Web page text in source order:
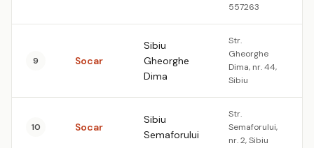
557263
9 Socar
Sibiu
Gheorghe
Dima
Str.
Gheorghe
Dima, nr. 44,
Sibiu
10 Socar
Sibiu
Semaforului
Str.
Semaforului,
nr. 2, Sibiu